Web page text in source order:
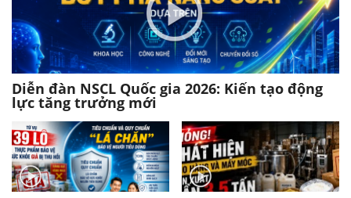
Diễn đàn NSCL Quốc gia 2026: Kiến tạo động
lực tăng trưởng mới